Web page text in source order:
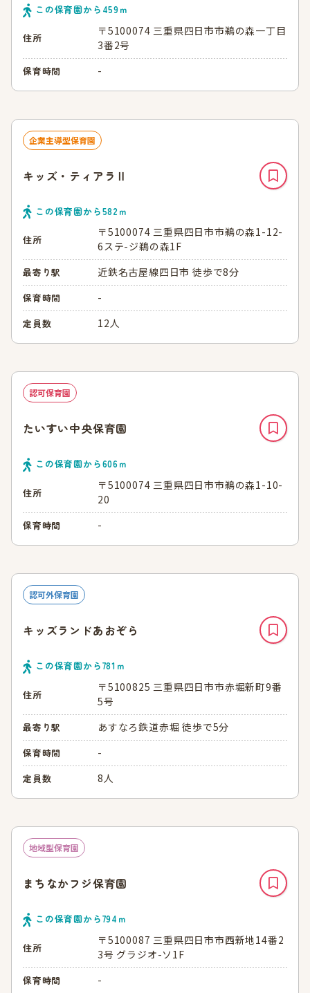
この保育園から 459ｍ
住所
〒5100074 三重県四日市市鵜の森一丁目
3番2号
保育時間 -
企業主導型保育園
キッズ・ティアラⅡ
この保育園から582ｍ
住所
〒5100074 三重県四日市市鵜の森1-12-
6ステ-ジ鵜の森1F
最寄り駅 近鉄名古屋線四日市 徒歩で8分
保育時間 -
定員数 12人
認可保育園
たいすい中央保育園
この保育園から606ｍ
住所
〒5100074 三重県四日市市鵜の森1-10-
20
保育時間 -
認可外保育園
キッズランドあおぞら
この保育園から781 ｍ
住所
〒5100825 三重県四日市市赤堀新町9番
5号
最寄り駅 あすなろ鉄道赤堀 徒歩で5分
保育時間 -
定員数 8人
地域型保育園
まちなかフジ保育園
この保育園から794 ｍ
住所
〒5100087 三重県四日市市西新地14番2
3号 グラジオ-ソ1F
保育時間 -